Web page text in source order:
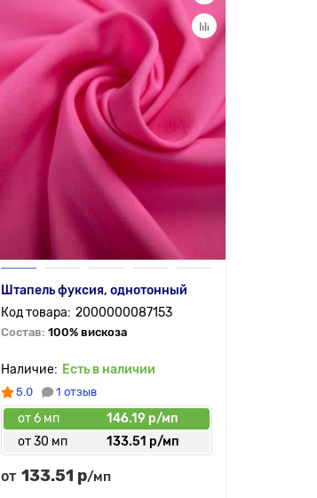
Штапель фуксия, однотонный
2000000087153
Состав: 100% вискоза
Есть в наличии
5.0 1 отзыв
от 6 мп
146.19 р/мп
от 30 мп
133.51 р/мп
от 133.51 р/мп